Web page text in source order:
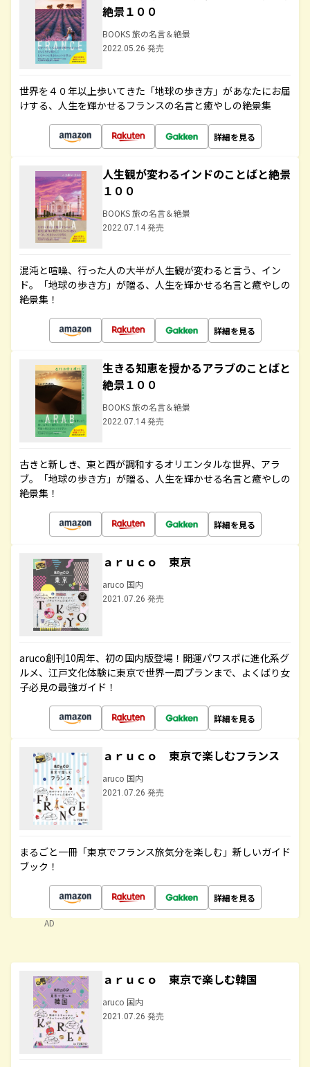
絶景１００
BOOKS 旅の名言＆絶景
2022.05.26 発売
世界を４０年以上歩いてきた「地球の歩き方」があなたにお届
けする、人生を輝かせるフランスの名言と癒やしの絶景集
詳細を見る
人生観が変わるインドのことばと絶景
１００
BOOKS 旅の名言＆絶景
2022.07.14 発売
混沌と喧噪、行った人の大半が人生観が変わると言う、イン
ド。「地球の歩き方」が贈る、人生を輝かせる名言と癒やしの
絶景集！
詳細を見る
生きる知恵を授かるアラブのことばと
絶景１００
BOOKS 旅の名言＆絶景
2022.07.14 発売
古きと新しき、東と西が調和するオリエンタルな世界、アラ
ブ。「地球の歩き方」が贈る、人生を輝かせる名言と癒やしの
絶景集！
詳細を見る
ａｒｕｃｏ 東京
aruco 国内
2021.07.26 発売
aruco創刊10周年、初の国内版登場！開運パワスポに進化系グ
ルメ、江戸文化体験に東京で世界一周プランまで、よくばり女
子必見の最強ガイド！
詳細を見る
ａｒｕｃｏ 東京で楽しむフランス
aruco 国内
2021.07.26 発売
まるごと一冊「東京でフランス旅気分を楽しむ」新しいガイド
ブック！
詳細を見る
AD
ａｒｕｃｏ 東京で楽しむ韓国
aruco 国内
2021.07.26 発売